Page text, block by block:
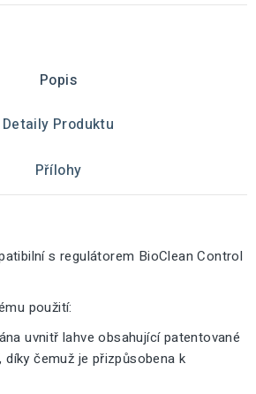
Popis
Detaily Produktu
Přílohy
s regulátorem BioClean Control
použití:
uvnitř lahve obsahující patentované
čemuž je přizpůsobena k